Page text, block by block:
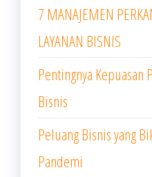
7 MANAJEMEN
LAYANAN BISNIS
Pentingnya Kepuasan
Bisnis
Peluang Bisnis yang
Pandemi